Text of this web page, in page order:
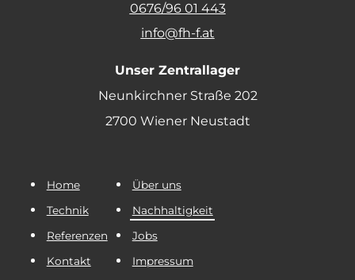
0676/96 01 443
info@fh-f.at
Unser Zentrallager
Neunkirchner Straße 202
2700 Wiener Neustadt
Home
Über uns
Technik
Nachhaltigkeit
Referenzen
Jobs
Kontakt
Impressum